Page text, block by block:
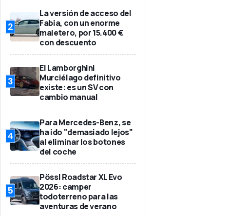
2
La versión de acceso del
Fabia, con un enorme
maletero, por 15.400 €
con descuento
3
El Lamborghini
Murciélago definitivo
existe: es un SV con
cambio manual
4
Para Mercedes-Benz, se
ha ido "demasiado lejos"
al eliminar los botones
del coche
5
Pössl Roadstar XL Evo
2026: camper
todoterreno para las
aventuras de verano